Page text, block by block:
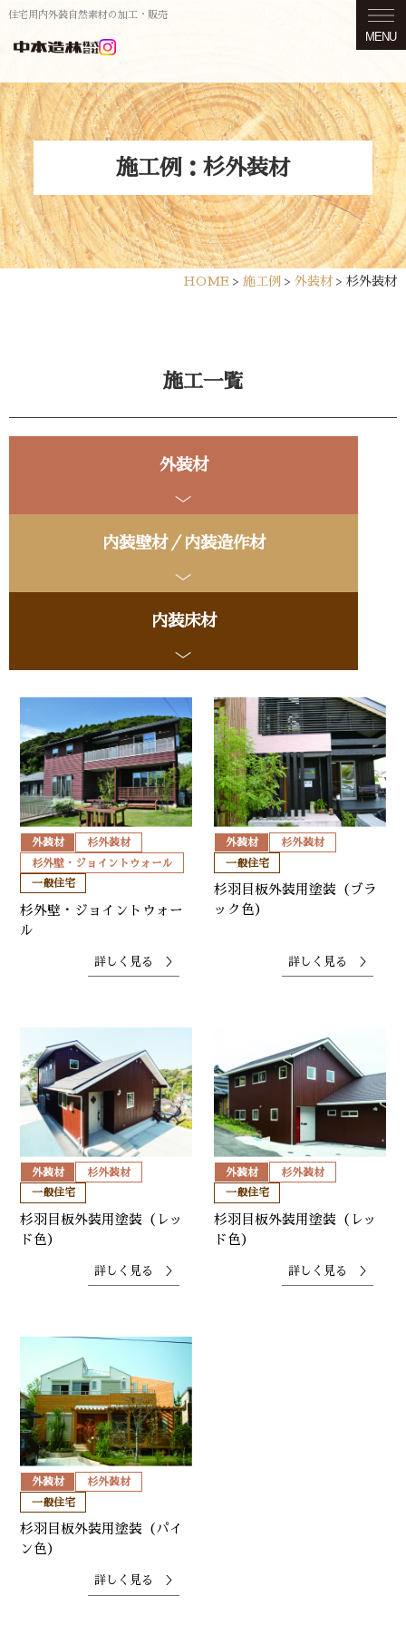
住宅用内外装自然素材の加工・販売
MENU
施工例：杉外装材
HOME > 施工例 > 外装材 > 杉外装材
施工一覧
外装材
内装壁材／内装造作材
内装床材
外装材
杉外装材
杉外壁・ジョイントウォール
一般住宅
杉外壁・ジョイントウォー
ル
詳しく見る ＞
外装材
杉外装材
一般住宅
杉羽目板外装用塗装（ブラ
ック色）
詳しく見る ＞
外装材
杉外装材
一般住宅
杉羽目板外装用塗装（レッ
ド色）
詳しく見る ＞
外装材
杉外装材
一般住宅
杉羽目板外装用塗装（レッ
ド色）
詳しく見る ＞
外装材
杉外装材
一般住宅
杉羽目板外装用塗装（パイ
ン色）
詳しく見る ＞